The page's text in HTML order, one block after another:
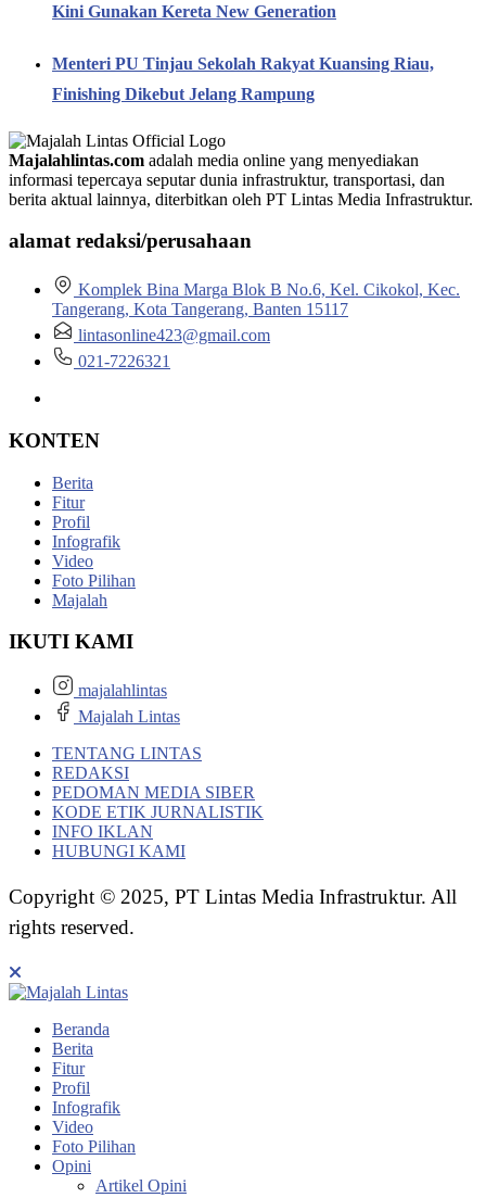
Kini Gunakan Kereta New Generation
Menteri PU Tinjau Sekolah Rakyat Kuansing Riau,
Finishing Dikebut Jelang Rampung
Majalahlintas.com adalah media online yang menyediakan
informasi tepercaya seputar dunia infrastruktur, transportasi, dan
berita aktual lainnya, diterbitkan oleh PT Lintas Media Infrastruktur.
alamat redaksi/perusahaan
Komplek Bina Marga Blok B No.6, Kel. Cikokol, Kec.
Tangerang, Kota Tangerang, Banten 15117
lintasonline423@gmail.com
021-7226321
KONTEN
Berita
Fitur
Profil
Infografik
Video
Foto Pilihan
Majalah
IKUTI KAMI
majalahlintas
Majalah Lintas
TENTANG LINTAS
REDAKSI
PEDOMAN MEDIA SIBER
KODE ETIK JURNALISTIK
INFO IKLAN
HUBUNGI KAMI
Copyright © 2025, PT Lintas Media Infrastruktur. All
rights reserved.
Beranda
Berita
Fitur
Profil
Infografik
Video
Foto Pilihan
Opini
Artikel Opini